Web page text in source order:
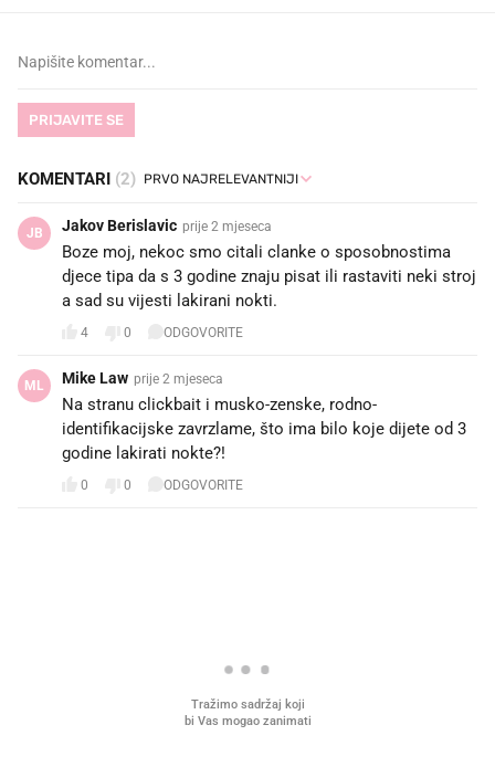
PRIJAVITE SE
KOMENTARI (2)
JB Jakov Berislavic prije 2 mjeseca
Boze moj, nekoc smo citali clanke o sposobnostima
djece tipa da s 3 godine znaju pisat ili rastaviti neki stroj
a sad su vijesti lakirani nokti.
4 0 ODGOVORITE
ML Mike Law prije 2 mjeseca
Na stranu clickbait i musko-zenske, rodno-
identifikacijske zavrzlame, što ima bilo koje dijete od 3
godine lakirati nokte?!
0 0 ODGOVORITE